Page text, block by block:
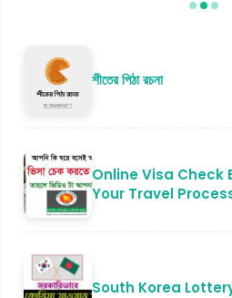
শীতের পিঠা রচনা
Online Visa
Your Travel
South Korea